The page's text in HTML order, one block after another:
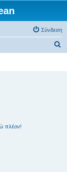
Σύνδεση
πλέον!